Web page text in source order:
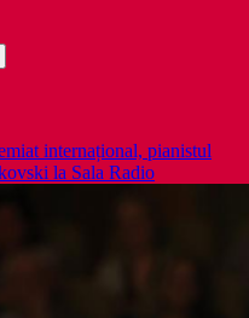
internațional, pianistul
la Sala Radio